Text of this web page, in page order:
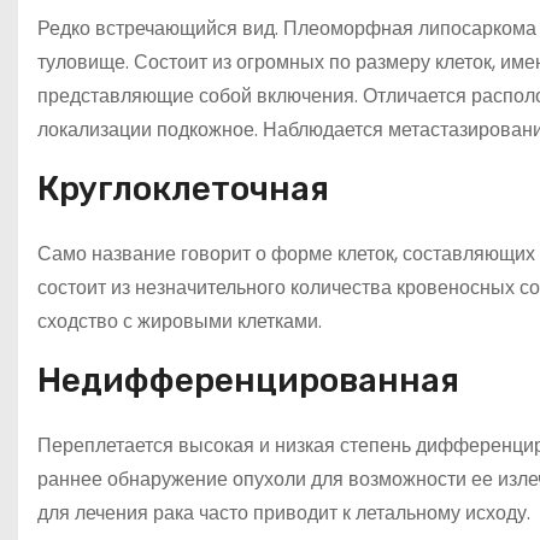
Редко встречающийся вид. Плеоморфная липосаркома
туловище. Состоит из огромных по размеру клеток,
представляющие собой включения. Отличается
локализации подкожное. Наблюдается
Круглоклеточная
Само название говорит о форме клеток,
состоит из незначительного количества кровеносных
сходство с жировыми клетками.
Недифференцированная
Переплетается высокая и низкая степень
раннее обнаружение опухоли для возможности ее
для лечения рака часто приводит к летальному исходу.